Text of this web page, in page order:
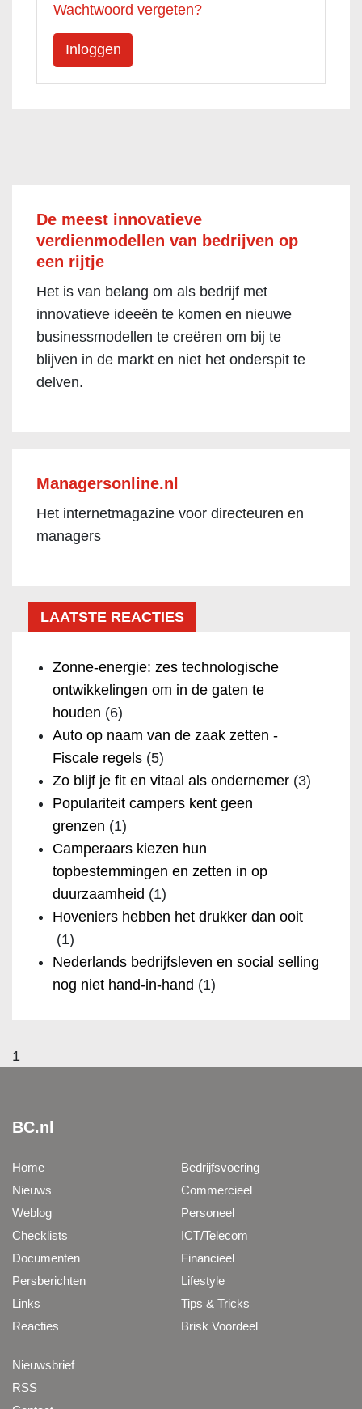
Wachtwoord vergeten?
De meest innovatieve
verdienmodellen van bedrijven op
een rijtje
Het is van belang om als bedrijf met
innovatieve ideeën te komen en nieuwe
businessmodellen te creëren om bij te
blijven in de markt en niet het onderspit te
delven.
Managersonline.nl
Het internetmagazine voor directeuren en
managers
LAATSTE REACTIES
Zonne-energie: zes technologische
ontwikkelingen om in de gaten te
houden (6)
Auto op naam van de zaak zetten -
Fiscale regels (5)
Zo blijf je fit en vitaal als ondernemer (3)
Populariteit campers kent geen
grenzen (1)
Camperaars kiezen hun
topbestemmingen en zetten in op
duurzaamheid (1)
Hoveniers hebben het drukker dan ooit
(1)
Nederlands bedrijfsleven en social selling
nog niet hand-in-hand (1)
1
BC.nl
Home
Nieuws
Weblog
Checklists
Documenten
Persberichten
Links
Reacties
Bedrijfsvoering
Commercieel
Personeel
ICT/Telecom
Financieel
Lifestyle
Tips & Tricks
Brisk Voordeel
Nieuwsbrief
RSS